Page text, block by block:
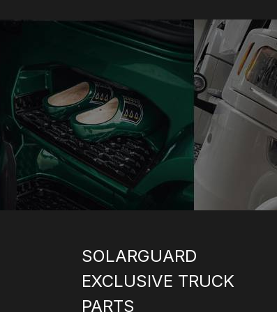
SOLARGUARD
EXCLUSIVE TRUCK
PARTS